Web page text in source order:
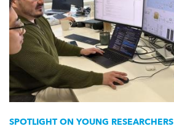
SPOTLIGHT ON YOUNG RESEARCHERS